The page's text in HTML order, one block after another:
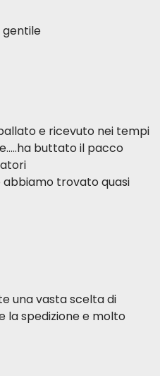
e ricevuto nei tempi
buttato il pacco
trovato quasi
una vasta scelta di
la spedizione e molto